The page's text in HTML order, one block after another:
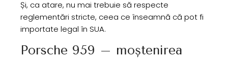
Și, ca atare, nu mai trebuie să respecte
reglementări stricte, ceea ce înseamnă că pot fi
importate legal în SUA.
Porsche 959 – moștenirea